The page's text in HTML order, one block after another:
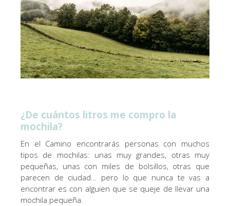
¿De cuántos litros me compro la
mochila?
En el Camino encontrarás personas con muchos
tipos de mochilas: unas muy grandes, otras muy
pequeñas, unas con miles de bolsillos, otras que
parecen de ciudad… pero lo que nunca te vas a
encontrar es con alguien que se queje de llevar una
mochila pequeña.